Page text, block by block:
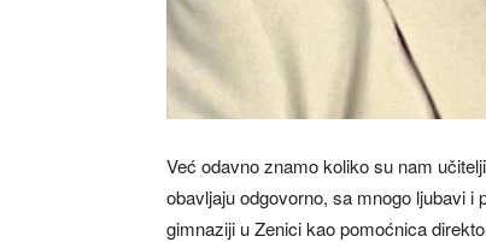
Već odavno znamo koliko su nam
obavljaju odgovorno, sa mnogo ljubavi
gimnaziji u Zenici kao pomoćnica